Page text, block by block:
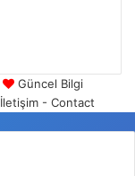
Güncel Bilgi
İletişim - Contact